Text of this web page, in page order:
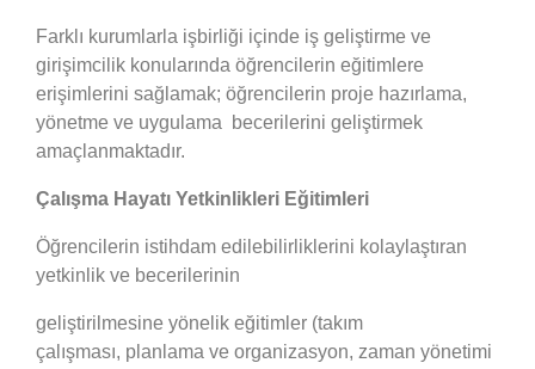
Farklı kurumlarla işbirliği içinde iş geliştirme ve
girişimcilik konularında öğrencilerin eğitimlere
erişimlerini sağlamak; öğrencilerin proje hazırlama,
yönetme ve uygulama becerilerini geliştirmek
amaçlanmaktadır.
Çalışma Hayatı Yetkinlikleri Eğitimleri
Öğrencilerin istihdam edilebilirliklerini kolaylaştıran
yetkinlik ve becerilerinin
geliştirilmesine yönelik eğitimler (takım
çalışması, planlama ve organizasyon, zaman yönetimi